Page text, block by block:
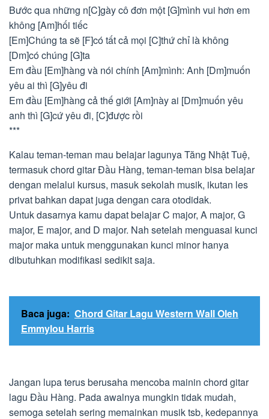
Bước qua những n[C]gày cô đơn một [G]mình vui hơn em
không [Am]hối tiếc
[Em]Chúng ta sẽ [F]có tất cả mọi [C]thứ chỉ là không
[Dm]có chúng [G]ta
Em đầu [Em]hàng và nói chính [Am]mình: Anh [Dm]muốn
yêu ai thì [G]yêu đi
Em đầu [Em]hàng cả thế giới [Am]này ai [Dm]muốn yêu
anh thì [G]cứ yêu đi, [C]được rồi
***
Kalau teman-teman mau belajar lagunya Tăng Nhật Tuệ,
termasuk chord gitar Đầu Hàng, teman-teman bisa belajar
dengan melalui kursus, masuk sekolah musik, ikutan les
privat bahkan dapat juga dengan cara otodidak.
Untuk dasarnya kamu dapat belajar C major, A major, G
major, E major, and D major. Nah setelah menguasai kunci
major maka untuk menggunakan kunci minor hanya
dibutuhkan modifikasi sedikit saja.
Baca juga: Chord Gitar Lagu Western Wall Oleh
Emmylou Harris
Jangan lupa terus berusaha mencoba mainin chord gitar
lagu Đầu Hàng. Pada awalnya mungkin tidak mudah,
semoga setelah sering memainkan musik tsb, kedepannya